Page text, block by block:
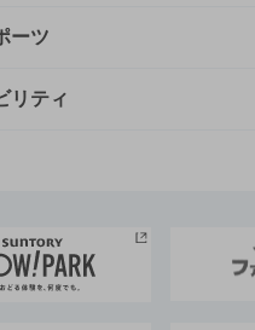
情報
一覧
しむTOP
ーン
ーツ
ポーツTOP
ーホール
ーサンバーズ大阪
リティ
ビリティTOP
リーが考えるサステナビリテ